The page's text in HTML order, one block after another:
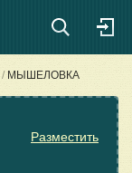
МЫШЕЛОВКА
Разместить